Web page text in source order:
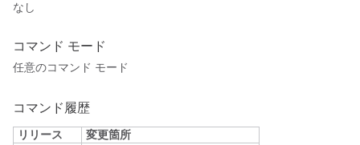
なし
コマンド モード
任意のコマンド モード
コマンド履歴
リリース
変更箇所